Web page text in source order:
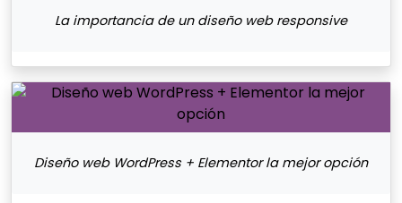
La importancia de un diseño web responsive
Diseño web WordPress + Elementor la mejor opción